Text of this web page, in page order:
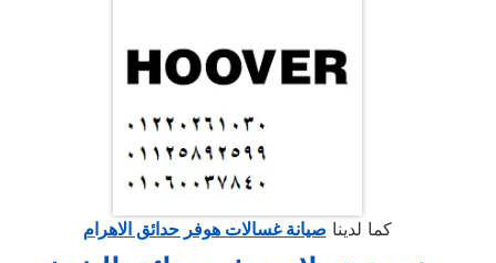
كما لدينا صيانة غسالات هوفر حدائق الاهرام